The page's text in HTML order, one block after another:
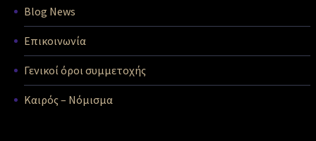
Blog News
Επικοινωνία
Γενικοί όροι συμμετοχής
Καιρός – Νόμισμα